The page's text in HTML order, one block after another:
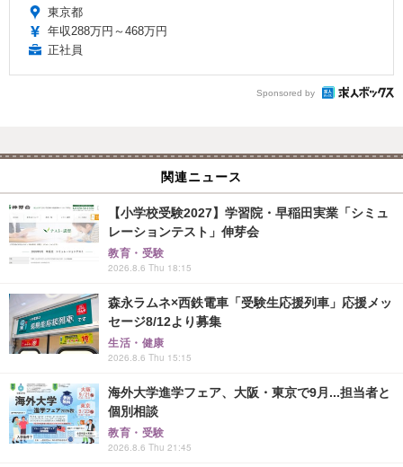
東京都
年収288万円～468万円
正社員
Sponsored by
関連ニュース
【小学校受験2027】学習院・早稲田実業「シミュ
レーションテスト」伸芽会
教育・受験
2026.8.6 Thu 18:15
森永ラムネ×西鉄電車「受験生応援列車」応援メッ
セージ8/12より募集
生活・健康
2026.8.6 Thu 15:15
海外大学進学フェア、大阪・東京で9月...担当者と
個別相談
教育・受験
2026.8.6 Thu 21:45